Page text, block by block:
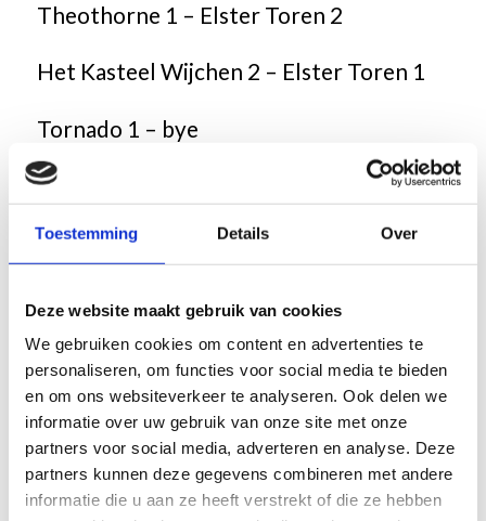
Toestemming Details Over
Deze website maakt gebruik van cookies
We gebruiken cookies om content en advertenties te
personaliseren, om functies voor social media te bieden
en om ons websiteverkeer te analyseren. Ook delen we
informatie over uw gebruik van onze site met onze
partners voor social media, adverteren en analyse. Deze
partners kunnen deze gegevens combineren met andere
informatie die u aan ze heeft verstrekt of die ze hebben
Theothorne 1 – Elster Toren 2
Het Kasteel Wijchen 2 – Elster Toren 1
Tornado 1 – bye
Wedstrijdschema
De thuisspelende teams worden
gasten om een datum af te spreken. We
zouden het leuk vinden als meerdere
matches op dezelfde locatie worden
gespeeld.
De deadlines voor het spelen van de